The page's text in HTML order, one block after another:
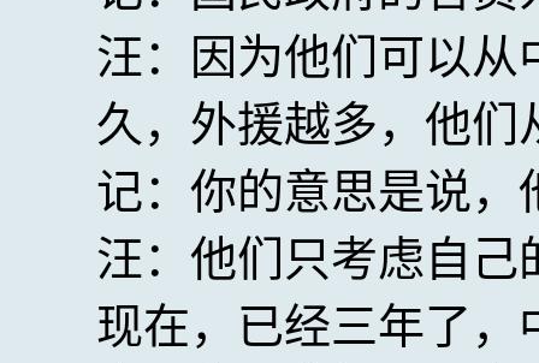
汪：因为他们可以
久，外援越多，他
记：你的意思是说，
汪：他们只考虑自
现在，已经三年了